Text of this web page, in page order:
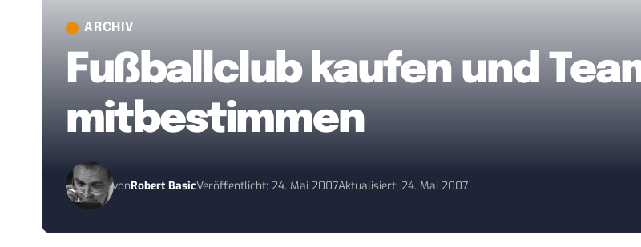
ARCHIV
Fußballclub kaufen und
mitbestimmen
vonRobert BasicVeröffentlicht: 24. Mai 2007Aktualisiert: 24. Mai 2007